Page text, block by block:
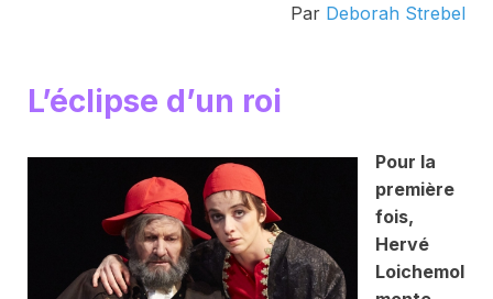
Par Deborah Strebel
L’éclipse d’un roi
Pour la
première
fois,
Hervé
Loichemol